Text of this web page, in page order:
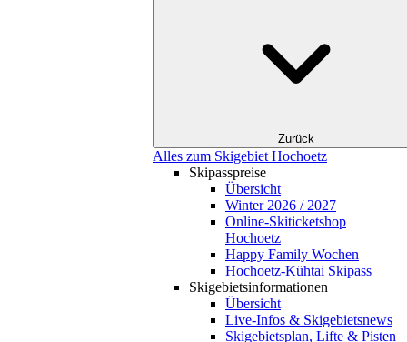
Zurück
Alles zum Skigebiet Hochoetz
Skipasspreise
Übersicht
Winter 2026 / 2027
Online-Skiticketshop
Hochoetz
Happy Family Wochen
Hochoetz-Kühtai Skipass
Skigebietsinformationen
Übersicht
Live-Infos & Skigebietsnews
Skigebietsplan, Lifte & Pisten